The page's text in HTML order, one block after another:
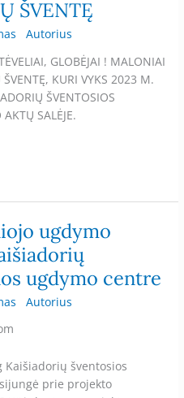
ŠVENTĘ
Autorius
GLOBĖJAI ! MALONIAI
KURI VYKS 2023 M.
ŠVENTOSIOS
SALĖJE.
ugdymo
ugdymo centre
Autorius
Kaišiadorių šventosios
prie projekto